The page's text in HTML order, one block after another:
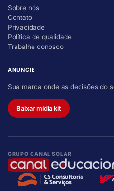
Sobre nós
Contato
Privacidade
Política de qualidade
Trabalhe conosco
ANUNCIE
Sua marca onde as decisões do
Baixar mídia kit
GRUPO CANAL SOLAR